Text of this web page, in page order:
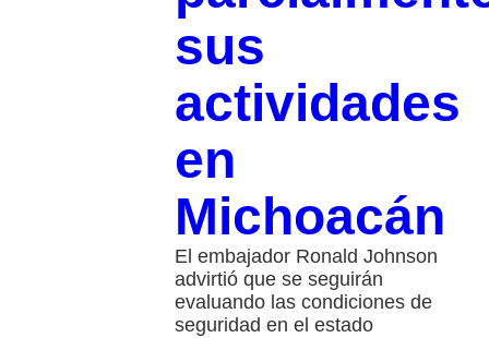
sus
actividades
en
Michoacán
El embajador Ronald Johnson
advirtió que se seguirán
evaluando las condiciones de
seguridad en el estado